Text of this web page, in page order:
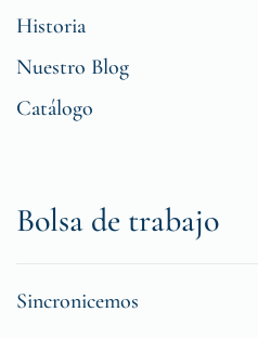
Historia
Nuestro Blog
Catálogo
Bolsa de trabajo
Sincronicemos